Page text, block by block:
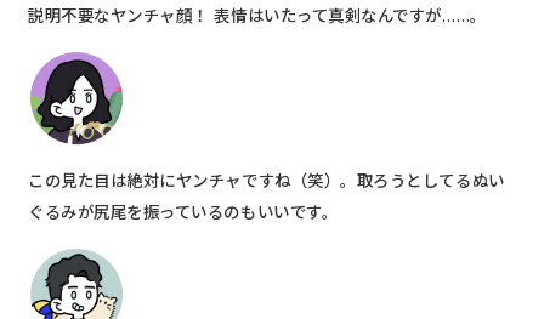
説明不要なヤンチャ顔！ 表情はいたって真剣なんですが……。
この見た目は絶対にヤンチャですね（笑）。取ろうとしてるぬい
ぐるみが尻尾を振っているのもいいです。